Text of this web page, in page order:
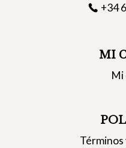
+34
MI
Mi